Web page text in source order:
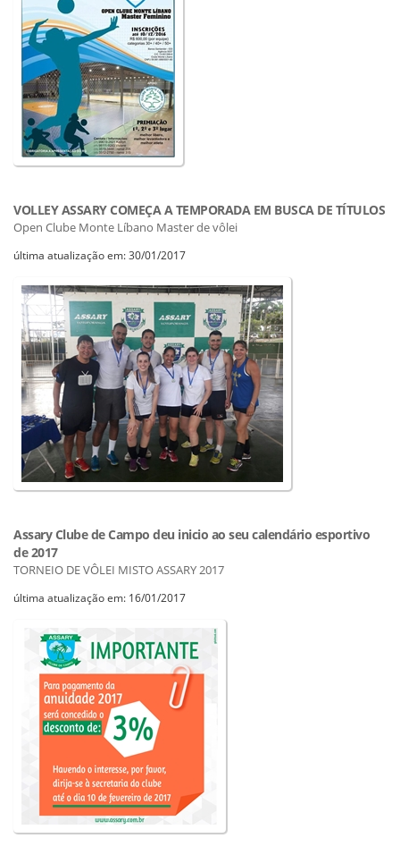
VOLLEY ASSARY COMEÇA A TEMPORADA EM BUSCA DE TÍTULOS
Open Clube Monte Líbano Master de vôlei
última atualização em: 30/01/2017
Assary Clube de Campo deu inicio ao seu calendário esportivo
de 2017
TORNEIO DE VÔLEI MISTO ASSARY 2017
última atualização em: 16/01/2017